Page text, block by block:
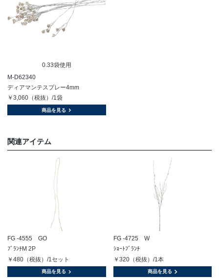
0.33袋使用
M-D62340
ディアマンテスプレー4mm
￥3,060（税抜）/1袋
商品を見る
関連アイテム
FG -4555 GO
ﾌﾞﾗﾝﾁM 2P
￥480（税抜）/1セット
商品を見る
FG -4725 W
ｼｮｰﾄﾌﾞﾗﾝﾁ
￥320（税抜）/1本
商品を見る